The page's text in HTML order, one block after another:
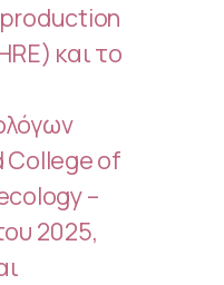
και το
College of
–
2025,